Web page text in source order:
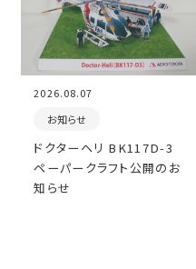
2026.08.07
お知らせ
ドクターヘリ BK117D-3
ペーパークラフト公開のお
知らせ